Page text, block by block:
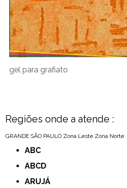
gel para grafiato
Regiões onde a atende :
GRANDE SÃO PAULO Zona Leste Zona Norte
ABC
ABCD
ARUJÁ